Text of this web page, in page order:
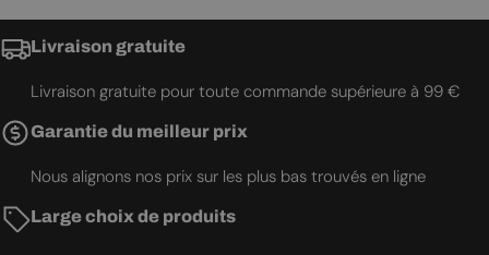
Livraison gratuite
Livraison gratuite pour toute commande supérieure à 99 €
Garantie du meilleur prix
Nous alignons nos prix sur les plus bas trouvés en ligne
Large choix de produits